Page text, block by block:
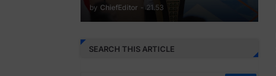
by ChiefEditor - 21.53
SEARCH THIS ARTICLE